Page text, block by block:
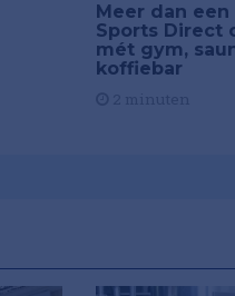
Meer dan
Sports Direct
mét gym,
koffiebar